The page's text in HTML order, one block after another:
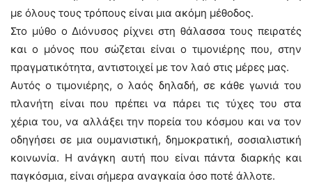
με όλους τους τρόπους είναι μια ακόμη μέθοδος.
Στο μύθο ο Διόνυσος ρίχνει στη θάλασσα τους πειρατές
και ο μόνος που σώζεται είναι ο τιμονιέρης που, στην
πραγματικότητα, αντιστοιχεί με τον λαό στις μέρες μας.
Αυτός ο τιμονιέρης, ο λαός δηλαδή, σε κάθε γωνιά του
πλανήτη είναι που πρέπει να πάρει τις τύχες του στα
χέρια του, να αλλάξει την πορεία του κόσμου και να τον
οδηγήσει σε μια ουμανιστική, δημοκρατική, σοσιαλιστική
κοινωνία. Η ανάγκη αυτή που είναι πάντα διαρκής και
παγκόσμια, είναι σήμερα αναγκαία όσο ποτέ άλλοτε.